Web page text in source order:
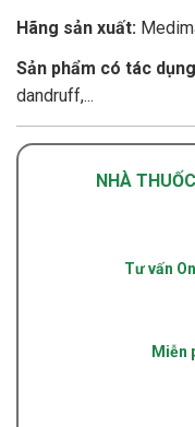
Hãng sản xuất:
Sản phẩm có tác
dandruff,...
NHÀ
Tư vấn
Miễn